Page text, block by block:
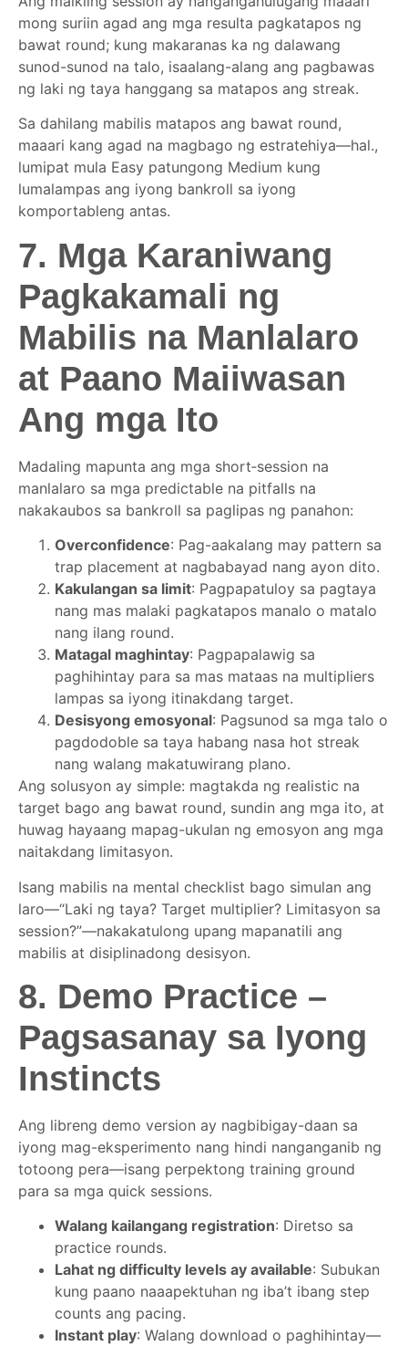
mong suriin agad ang mga resulta pagkatapos ng
bawat round; kung makaranas ka ng dalawang
sunod-sunod na talo, isaalang-alang ang pagbawas
ng laki ng taya hanggang sa matapos ang streak.
Sa dahilang mabilis matapos ang bawat round,
maaari kang agad na magbago ng estratehiya—hal.,
lumipat mula Easy patungong Medium kung
lumalampas ang iyong bankroll sa iyong
komportableng antas.
7. Mga Karaniwang
Pagkakamali ng
Mabilis na Manlalaro
at Paano Maiiwasan
Ang mga Ito
Madaling mapunta ang mga short‑session na
manlalaro sa mga predictable na pitfalls na
nakakaubos sa bankroll sa paglipas ng panahon:
Overconfidence: Pag-aakalang may pattern sa
trap placement at nagbabayad nang ayon dito.
Kakulangan sa limit: Pagpapatuloy sa pagtaya
nang mas malaki pagkatapos manalo o matalo
nang ilang round.
Matagal maghintay: Pagpapalawig sa
paghihintay para sa mas mataas na multipliers
lampas sa iyong itinakdang target.
Desisyong emosyonal: Pagsunod sa mga talo o
pagdodoble sa taya habang nasa hot streak
nang walang makatuwirang plano.
Ang solusyon ay simple: magtakda ng realistic na
target bago ang bawat round, sundin ang mga ito, at
huwag hayaang mapag-ukulan ng emosyon ang mga
naitakdang limitasyon.
Isang mabilis na mental checklist bago simulan ang
laro—“Laki ng taya? Target multiplier? Limitasyon sa
session?”—nakakatulong upang mapanatili ang
mabilis at disiplinadong desisyon.
8. Demo Practice –
Pagsasanay sa Iyong
Instincts
Ang libreng demo version ay nagbibigay-daan sa
iyong mag-eksperimento nang hindi nanganganib ng
totoong pera—isang perpektong training ground
para sa mga quick sessions.
Walang kailangang registration: Diretso sa
practice rounds.
Lahat ng difficulty levels ay available: Subukan
kung paano naaapektuhan ng iba’t ibang step
counts ang pacing.
Instant play: Walang download o paghihintay—